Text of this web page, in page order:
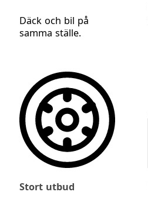
Däck och bil på
samma ställe.
Stort utbud